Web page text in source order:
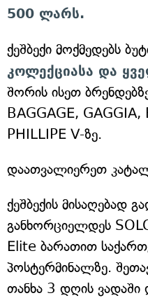
500 ლარს.
ქეშბექი მოქმედებს
კოლექციასა და
შორის ისეთ
BAGGAGE, GAGGIA,
PHILLIPE V-ზე.
დაათვალიერეთ
ქეშბექის მისაღებად
განხორციელდეს
Elite ბარათით
პოსტერმინალზე.
თანხა 3 დღის ვადაში